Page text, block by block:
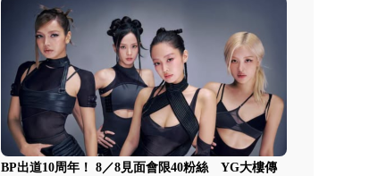
BP出道10周年！ 8／8見面會限40粉絲 YG大樓傳